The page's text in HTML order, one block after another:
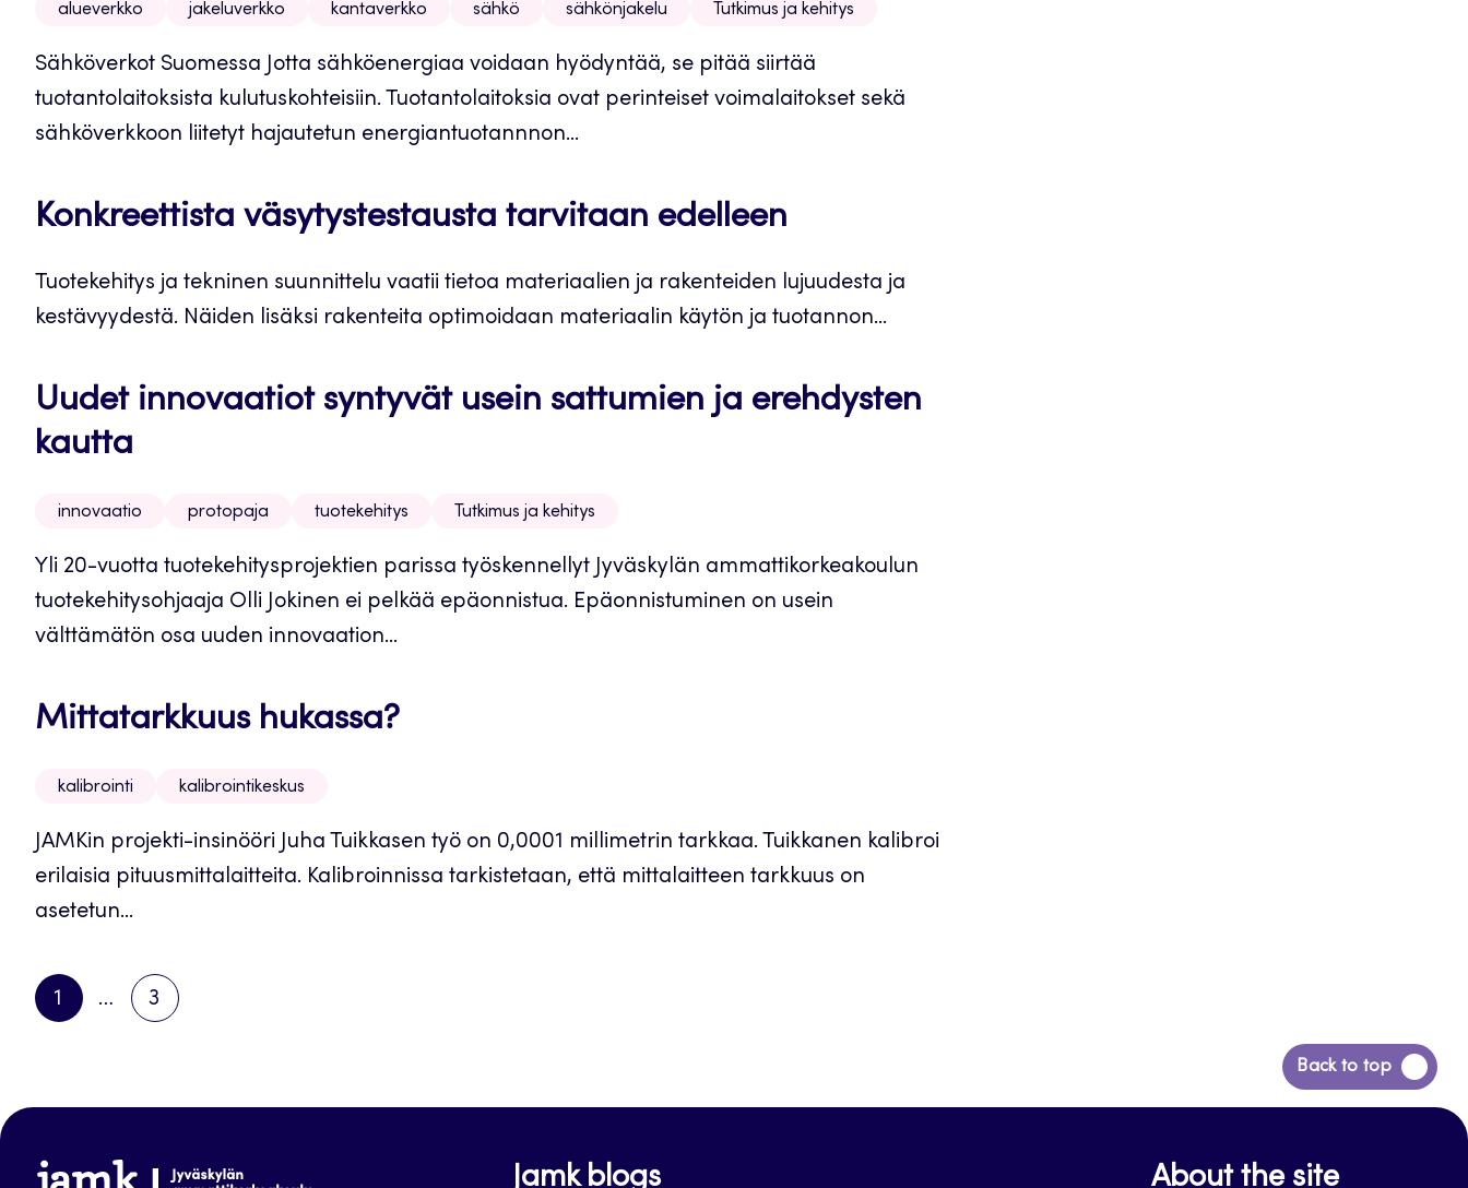
alueverkko jakeluverkko kantaverkko sähkö sähkönjakelu Tutkimus ja kehitys
Sähköverkot Suomessa Jotta sähköenergiaa voidaan hyödyntää, se pitää siirtää
tuotantolaitoksista kulutuskohteisiin. Tuotantolaitoksia ovat perinteiset voimalaitokset sekä
sähköverkkoon liitetyt hajautetun energiantuotannnon...
Konkreettista väsytystestausta tarvitaan edelleen
Tuotekehitys ja tekninen suunnittelu vaatii tietoa materiaalien ja rakenteiden lujuudesta ja
kestävyydestä. Näiden lisäksi rakenteita optimoidaan materiaalin käytön ja tuotannon...
Uudet innovaatiot syntyvät usein sattumien ja erehdysten
kautta
innovaatio protopaja tuotekehitys Tutkimus ja kehitys
Yli 20-vuotta tuotekehitysprojektien parissa työskennellyt Jyväskylän ammattikorkeakoulun
tuotekehitysohjaaja Olli Jokinen ei pelkää epäonnistua. Epäonnistuminen on usein
välttämätön osa uuden innovaation...
Mittatarkkuus hukassa?
kalibrointi kalibrointikeskus
JAMKin projekti-insinööri Juha Tuikkasen työ on 0,0001 millimetrin tarkkaa. Tuikkanen kalibroi
erilaisia pituusmittalaitteita. Kalibroinnissa tarkistetaan, että mittalaitteen tarkkuus on
asetetun...
PAGE
1 …
PAGE
3
Back to top
Siirry
takaisin
www.jamk.fi Jamk blogs About the site